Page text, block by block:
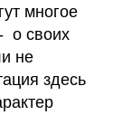
многое
о своих
не
здесь